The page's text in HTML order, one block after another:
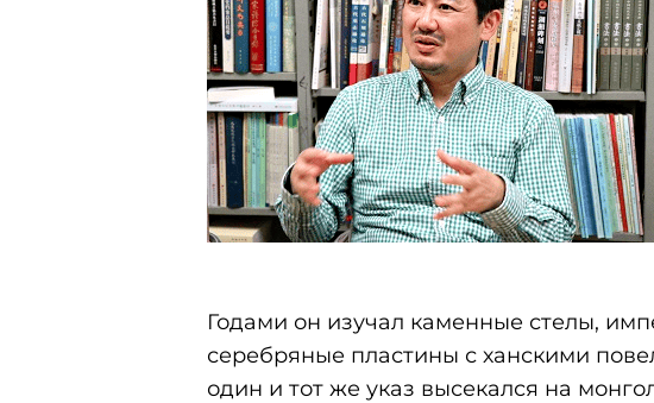
Годами он изучал каменные стелы,
серебряные пластины с ханскими
один и тот же указ высекался на